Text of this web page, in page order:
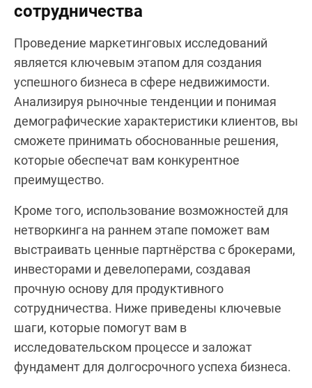
сотрудничества
Проведение маркетинговых исследований
является ключевым этапом для создания
успешного бизнеса в сфере недвижимости.
Анализируя рыночные тенденции и понимая
демографические характеристики клиентов, вы
сможете принимать обоснованные решения,
которые обеспечат вам конкурентное
преимущество.
Кроме того, использование возможностей для
нетворкинга на раннем этапе поможет вам
выстраивать ценные партнёрства с брокерами,
инвесторами и девелоперами, создавая
прочную основу для продуктивного
сотрудничества. Ниже приведены ключевые
шаги, которые помогут вам в
исследовательском процессе и заложат
фундамент для долгосрочного успеха бизнеса.